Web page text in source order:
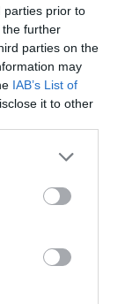
parties prior to
further
parties on the
may
IAB’s List of
it to other
more Google
may click to
party tags to
below Google
Pinterest
Shayk,
bejegyzés